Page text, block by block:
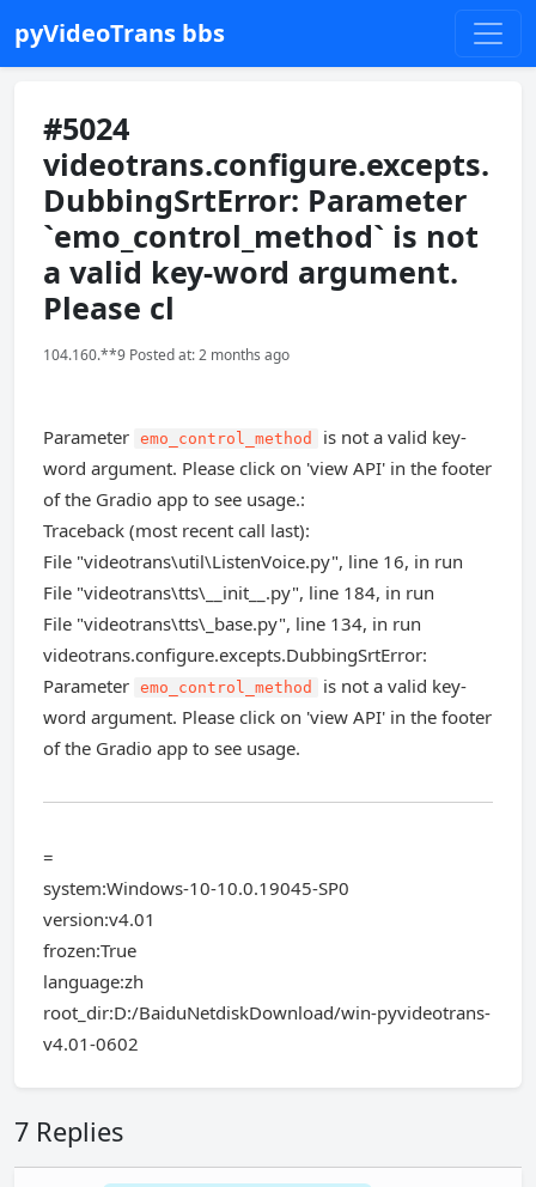
pyVideoTrans bbs
#5024
videotrans.configure.excepts.
DubbingSrtError: Parameter
`emo_control_method` is not
a valid key-word argument.
Please cl
104.160.**9 Posted at: 2 months ago
Parameter emo_control_method
is not a valid key-
word argument. Please click on 'view API' in the footer
of the Gradio app to see usage.:
Traceback (most recent call last):
File "videotrans\util\ListenVoice.py", line 16, in run
File "videotrans\tts\__init__.py", line 184, in run
File "videotrans\tts\_base.py", line 134, in run
videotrans.configure.excepts.DubbingSrtError:
Parameter
emo_control_method
is not a valid key-
word argument. Please click on 'view API' in the footer
of the Gradio app to see usage.
=
system:Windows-10-10.0.19045-SP0
version:v4.01
frozen:True
language:zh
root_dir:D:/BaiduNetdiskDownload/win-pyvideotrans-
v4.01-0602
7 Replies